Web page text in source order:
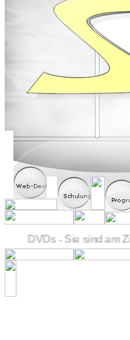
- Sie sind am Ziel.
und DVDs - Sie sind